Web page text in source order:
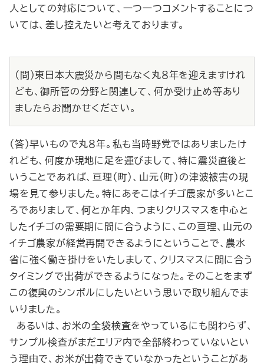
人としての対応について、一つ一つコメントすることにつ
いては、差し控えたいと考えております。
（問）東日本大震災から間もなく丸８年を迎えますけれ
ども、御所管の分野と関連して、何か受け止め等あり
ましたらお聞かせください。
（答）早いもので丸８年。私も当時野党ではありましたけ
れども、何度か現地に足を運びまして、特に震災直後と
いうことであれば、亘理（町）、山元（町）の津波被害の現
場を見て参りました。特にあそこはイチゴ農家が多いとこ
ろでありまして、何とか年内、つまりクリスマスを中心と
したイチゴの需要期に間に合うように、この亘理、山元の
イチゴ農家が経営再開できるようにということで、農水
省に強く働き掛けをいたしまして、クリスマスに間に合う
タイミングで出荷ができるようになった。そのことをまず
この復興のシンボルにしたいという思いで取り組んでま
いりました。
あるいは、お米の全袋検査をやっているにも関わらず、
サンプル検査がまだエリア内で全部終わっていないとい
う理由で、お米が出荷できていなかったということがあ